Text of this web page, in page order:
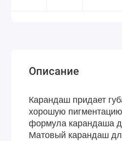
Описание
Карандаш придает
хорошую
формула карандаша
Матовый карандаш